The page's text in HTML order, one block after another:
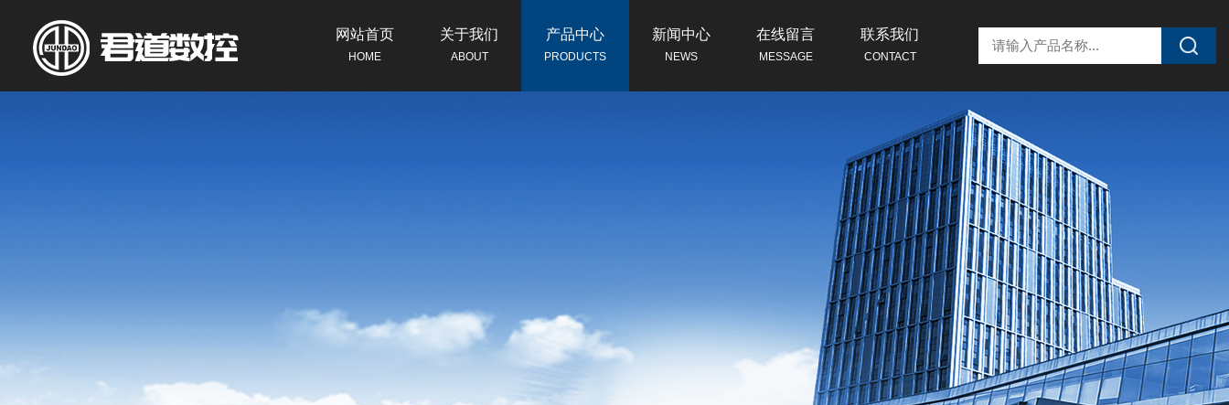
网站首页
HOME
关于我们
ABOUT
产品中心
PRODUCTS
新闻中心
NEWS
在线留言
MESSAGE
联系我们
CONTACT